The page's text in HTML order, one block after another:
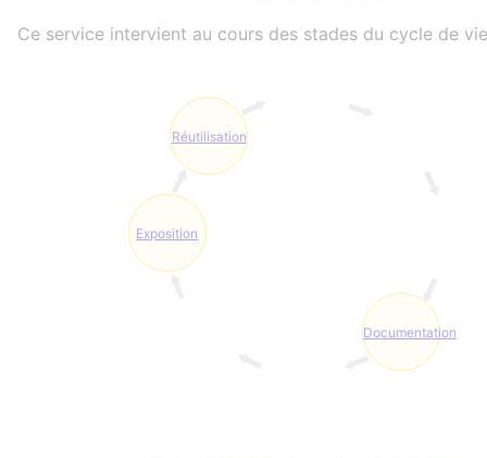
Ce service intervient au cours des stades du cycle de
Documentation
Exposition
Réutilisation